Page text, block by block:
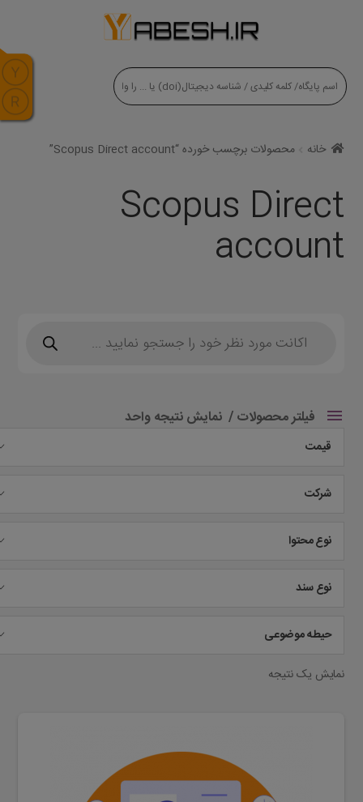
خانه محصولات برچسب خورده “Scopus Direct account”
Scopus Direct
account
search
فیلتر محصولات نمایش نتیجه واحد
قیمت
شرکت
نوع محتوا
نوع سند
حیطه موضوعی
نمایش یک نتیجه
modal-check